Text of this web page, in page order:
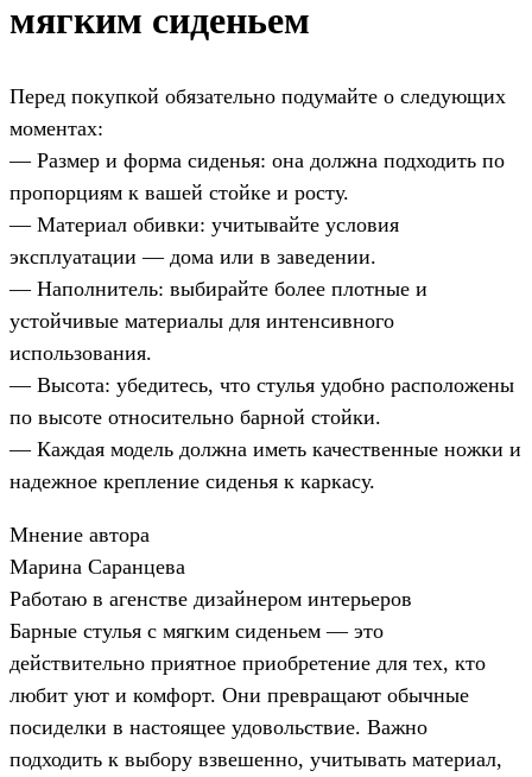
мягким сиденьем
Перед покупкой обязательно подумайте о следующих
моментах:
— Размер и форма сиденья: она должна подходить по
пропорциям к вашей стойке и росту.
— Материал обивки: учитывайте условия
эксплуатации — дома или в заведении.
— Наполнитель: выбирайте более плотные и
устойчивые материалы для интенсивного
использования.
— Высота: убедитесь, что стулья удобно расположены
по высоте относительно барной стойки.
— Каждая модель должна иметь качественные ножки и
надежное крепление сиденья к каркасу.
Мнение автора
Марина Саранцева
Работаю в агенстве дизайнером интерьеров
Барные стулья с мягким сиденьем — это
действительно приятное приобретение для тех, кто
любит уют и комфорт. Они превращают обычные
посиделки в настоящее удовольствие. Важно
подходить к выбору взвешенно, учитывать материал,